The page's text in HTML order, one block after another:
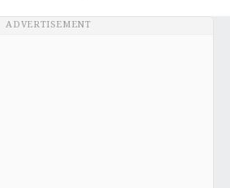
ADVERTISEMENT